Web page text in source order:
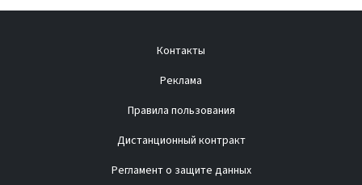
Контакты
Реклама
Правила пользования
Дистанционный контракт
Регламент о защите данных